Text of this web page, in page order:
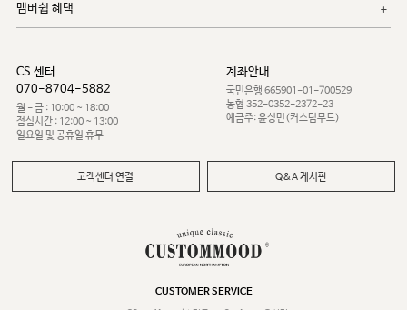
멤버쉽 혜택
CS 센터
070-8704-5882
월 - 금 : 10:00 ~ 18:00
점심시간 : 12:00 ~ 13:00
일요일 및 공휴일 휴무
계좌안내
국민은행 665901-01-700529
농협 352-0352-2372-23
예금주: 윤성민(커스텀무드)
고객센터 연결 Q&A 게시판
CUSTOMER SERVICE